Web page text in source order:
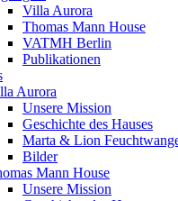
Villa Aurora
Thomas Mann House
VATMH Berlin
Publikationen
Aurora
Unsere Mission
Geschichte des Hauses
Marta & Lion
Bilder
Mann House
Unsere Mission